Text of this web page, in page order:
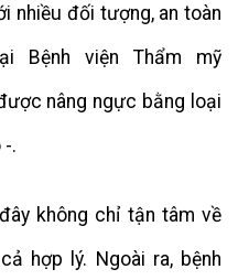
nhiều đối tượng, an toàn
Bệnh viện Thẩm mỹ
nâng ngực bằng loại
.
không chỉ tận tâm về
hợp lý. Ngoài ra, bệnh